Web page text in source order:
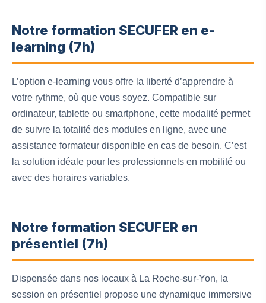
Notre formation SECUFER en e-
learning (7h)
L’option e-learning vous offre la liberté d’apprendre à
votre rythme, où que vous soyez. Compatible sur
ordinateur, tablette ou smartphone, cette modalité permet
de suivre la totalité des modules en ligne, avec une
assistance formateur disponible en cas de besoin. C’est
la solution idéale pour les professionnels en mobilité ou
avec des horaires variables.
Notre formation SECUFER en
présentiel (7h)
Dispensée dans nos locaux à La Roche-sur-Yon, la
session en présentiel propose une dynamique immersive